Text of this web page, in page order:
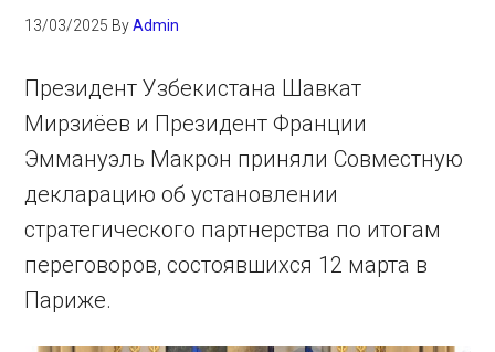
13/03/2025 ByAdmin
Президент Узбекистана Шавкат
Мирзиёев и Президент Франции
Эммануэль Макрон приняли Совместную
декларацию об установлении
стратегического партнерства по итогам
переговоров, состоявшихся 12 марта в
Париже.